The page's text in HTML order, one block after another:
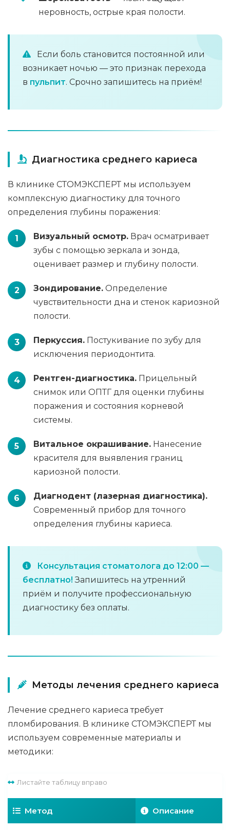
неровность, острые края полости.
Если боль становится постоянной или
возникает ночью — это признак перехода
в пульпит. Срочно запишитесь на приём!
Диагностика среднего кариеса
В клинике СТОМЭКСПЕРТ мы используем
комплексную диагностику для точного
определения глубины поражения:
Визуальный осмотр. Врач осматривает
зубы с помощью зеркала и зонда,
оценивает размер и глубину полости.
Зондирование. Определение
чувствительности дна и стенок кариозной
полости.
Перкуссия. Постукивание по зубу для
исключения периодонтита.
Рентген-диагностика. Прицельный
снимок или ОПТГ для оценки глубины
поражения и состояния корневой
системы.
Витальное окрашивание. Нанесение
красителя для выявления границ
кариозной полости.
Диагнодент (лазерная диагностика).
Современный прибор для точного
определения глубины кариеса.
Консультация стоматолога до 12:00 —
бесплатно! Запишитесь на утренний
приём и получите профессиональную
диагностику без оплаты.
Методы лечения среднего кариеса
Лечение среднего кариеса требует
пломбирования. В клинике СТОМЭКСПЕРТ мы
используем современные материалы и
методики:
Листайте таблицу вправо
Метод Описание